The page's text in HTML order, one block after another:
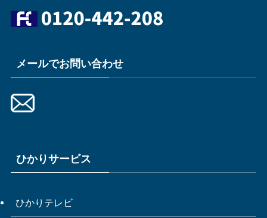
メールでお問い合わせ
ひかりサービス
ひかりテレビ